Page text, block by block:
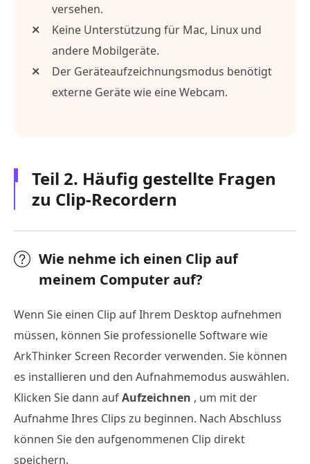
versehen.
Keine Unterstützung für Mac, Linux und
andere Mobilgeräte.
Der Geräteaufzeichnungsmodus benötigt
externe Geräte wie eine Webcam.
Teil 2. Häufig gestellte Fragen
zu Clip-Recordern
Wie nehme ich einen Clip auf
meinem Computer auf?
Wenn Sie einen Clip auf Ihrem Desktop aufnehmen
müssen, können Sie professionelle Software wie
ArkThinker Screen Recorder verwenden. Sie können
es installieren und den Aufnahmemodus auswählen.
Klicken Sie dann aufAufzeichnen , um mit der
Aufnahme Ihres Clips zu beginnen. Nach Abschluss
können Sie den aufgenommenen Clip direkt
speichern.